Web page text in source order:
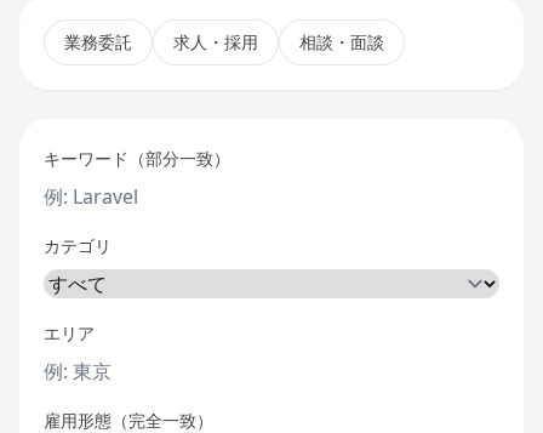
業務委託 求人・採用 相談・面談
キーワード（部分一致）
カテゴリ
エリア
雇用形態（完全一致）